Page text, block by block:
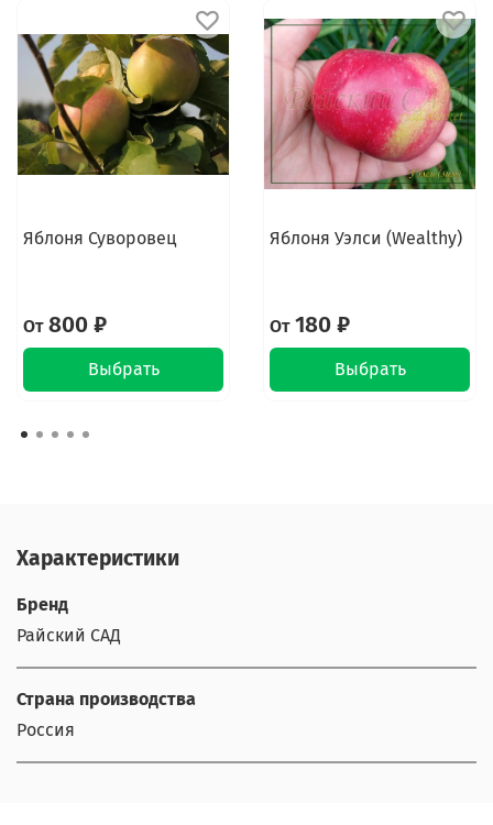
Яблоня Суворовец
От800 ₽
Выбрать
Яблоня Уэлси (Wealthy)
От180 ₽
Выбрать
Характеристики
Бренд
Райский САД
Страна производства
Россия